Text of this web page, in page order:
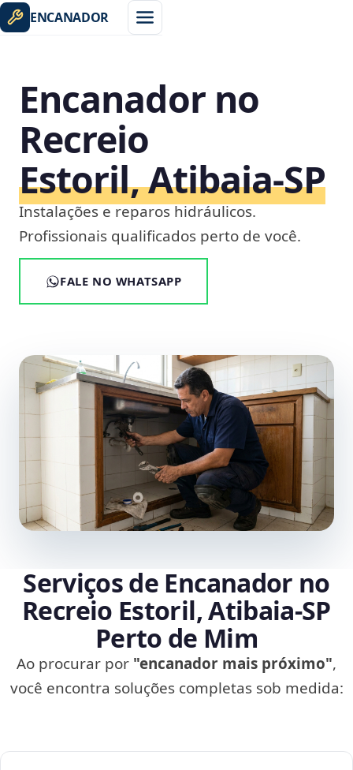
ENCANADOR
Encanador no
Recreio
Estoril, Atibaia‑SP
Instalações e reparos hidráulicos.
Profissionais qualificados perto de você.
FALE NO WHATSAPP
Serviços de Encanador no
Recreio Estoril, Atibaia‑SP
Perto de Mim
Ao procurar por "encanador mais próximo",
você encontra soluções completas sob medida: